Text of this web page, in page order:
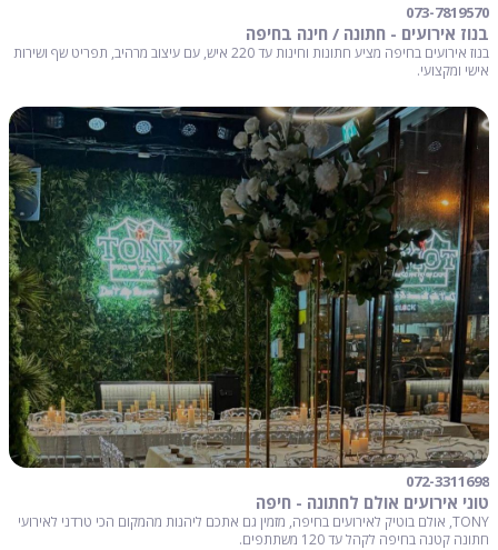
073-7819570
בנוז אירועים - חתונה / חינה בחיפה
בנוז אירועים בחיפה מציע חתונות וחינות עד 220 איש, עם עיצוב מרהיב, תפריט שף ושירות
אישי ומקצועי.
072-3311698
טוני אירועים אולם לחתונה - חיפה
TONY, אולם בוטיק לאירועים בחיפה, מזמין גם אתכם ליהנות מהמקום הכי טרדני לאירועי
חתונה קטנה בחיפה לקהל עד 120 משתתפים.